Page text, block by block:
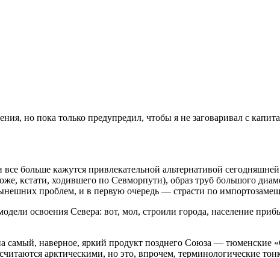
но пока только предупредил, чтобы я не заговаривал с
больше кажутся привлекательной альтернативой
кстати, ходившего по Севморпути), образ труб большого
проблем, и в первую очередь — страсти по
освоения Севера: вот, мол, строили города, население
наверное, яркий продукт позднего Союза — тюменские
арктическими, но это, впрочем, терминологические